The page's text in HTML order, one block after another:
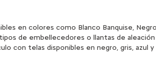
en colores como Blanco Banquise,
de embellecedores o llantas de
con telas disponibles en negro, gris, azul